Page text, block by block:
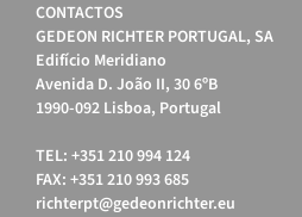
CONTACTOS
GEDEON RICHTER PORTUGAL, SA
Edifício Meridiano
Avenida D. João II, 30 6ºB
1990-092 Lisboa, Portugal
TEL: +351 210 994 124
FAX: +351 210 993 685
richterpt@gedeonrichter.eu